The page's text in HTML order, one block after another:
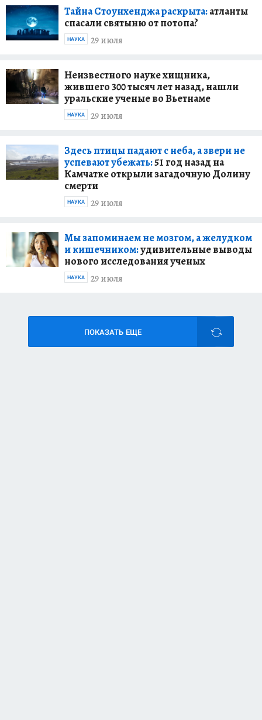
Тайна Стоунхенджа раскрыта:атланты
спасали святыню от потопа?
29 июля
НАУКА
Неизвестного науке хищника,
жившего 300 тысяч лет назад, нашли
уральские ученые во Вьетнаме
29 июля
НАУКА
Здесь птицы падают с неба, а звери не
успевают убежать:51 год назад на
Камчатке открыли загадочную Долину
смерти
29 июля
НАУКА
Мы запоминаем не мозгом, а желудком
и кишечником:удивительные выводы
нового исследования ученых
29 июля
НАУКА
ПОКАЗАТЬ ЕЩЕ